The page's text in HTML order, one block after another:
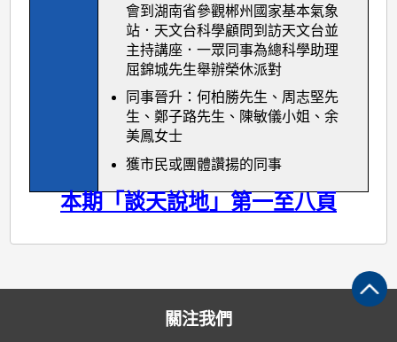
會到湖南省參觀郴州國家基本氣象
站．天文台科學顧問到訪天文台並
主持講座．一眾同事為總科學助理
屈錦城先生舉辦榮休派對
同事晉升：何柏勝先生、周志堅先
生、鄭子路先生、陳敏儀小姐、余
美鳳女士
獲市民或團體讚揚的同事
本期「談天說地」第一至八頁
關注我們